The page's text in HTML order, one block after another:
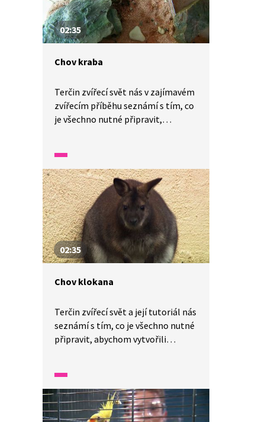
02:35
Chov kraba
Terčin zvířecí svět nás v zajímavém
zvířecím příběhu seznámí s tím, co
je všechno nutné připravit,
02:35
Chov klokana
Terčin zvířecí svět a její tutoriál nás
seznámí s tím, co je všechno nutné
připravit, abychom vytvořili